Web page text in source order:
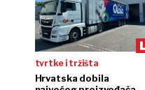
tvrtke i tržišta
Hrvatska dobila